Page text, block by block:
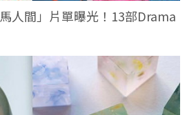
人間」片單曝光！13部Drama